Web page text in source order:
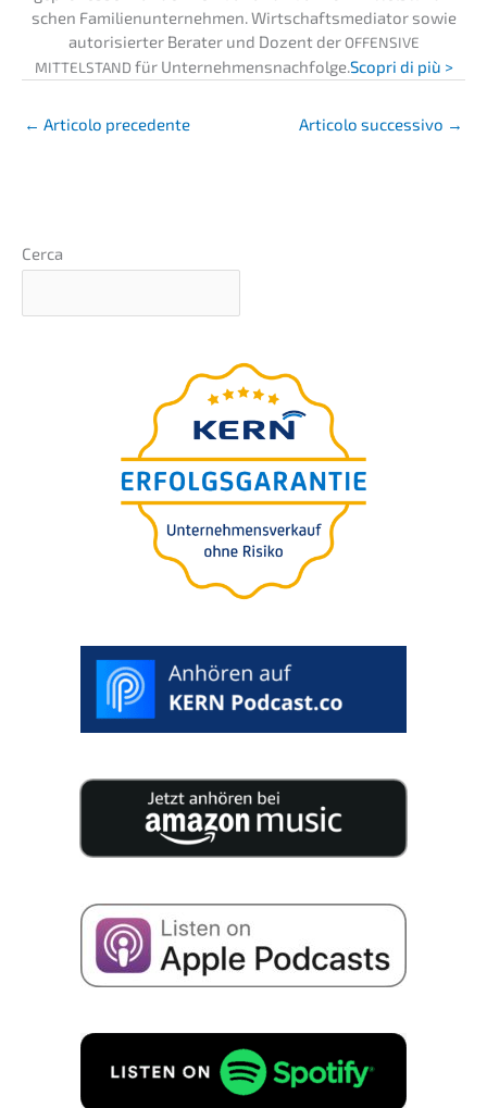
schen Famili­en­un­ter­neh­men. Wirtschafts­me­dia­tor sowie
autori­sier­ter Berater und Dozent der OFFENSIVE
MITTELSTAND für Unternehmens­nachfolge.Scopri di più >
← Artico­lo precedente Artico­lo succes­si­vo →
Cerca